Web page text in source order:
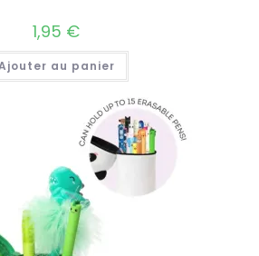
1,95 €
au panier